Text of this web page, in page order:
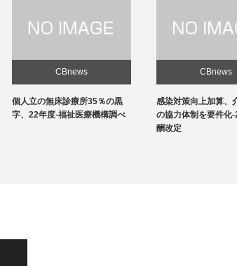
CBnews
感染対策向上加算、介護施設と
の協力体制を要件化-24年度報
CBnews
敷地内薬局持つグル
評価見送りへ-24年
定、次回以降の検討